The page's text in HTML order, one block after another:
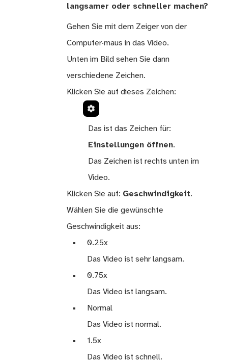
langsamer oder schneller machen?
Gehen Sie mit dem Zeiger von der
Computer·maus in das Video.
Unten im Bild sehen Sie dann
verschiedene Zeichen.
Klicken Sie auf dieses Zeichen:
Das ist das Zeichen für:
Einstellungen öffnen.
Das Zeichen ist rechts unten im
Video.
Klicken Sie auf: Geschwindigkeit.
Wählen Sie die gewünschte
Geschwindigkeit aus:
0.25x
Das Video ist sehr langsam.
0.75x
Das Video ist langsam.
Normal
Das Video ist normal.
1.5x
Das Video ist schnell.